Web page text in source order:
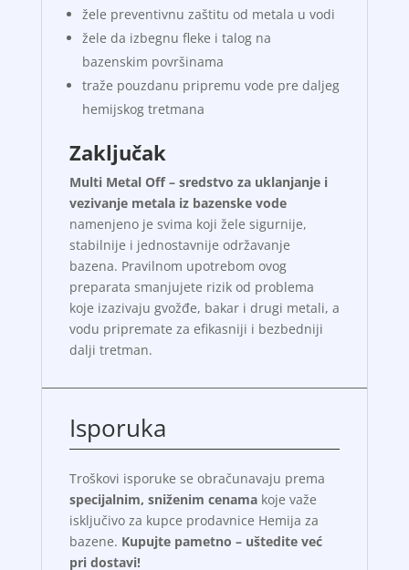
žele preventivnu zaštitu od metala u vodi
žele da izbegnu fleke i talog na
bazenskim površinama
traže pouzdanu pripremu vode pre daljeg
hemijskog tretmana
Zaključak
Multi Metal Off – sredstvo za uklanjanje i
vezivanje metala iz bazenske vode
namenjeno je svima koji žele sigurnije,
stabilnije i jednostavnije održavanje
bazena. Pravilnom upotrebom ovog
preparata smanjujete rizik od problema
koje izazivaju gvožđe, bakar i drugi metali, a
vodu pripremate za efikasniji i bezbedniji
dalji tretman.
Isporuka
Troškovi isporuke se obračunavaju prema
specijalnim, sniženim cenamakoje važe
isključivo za kupce prodavnice Hemija za
bazene. Kupujte pametno – uštedite već
pri dostavi!